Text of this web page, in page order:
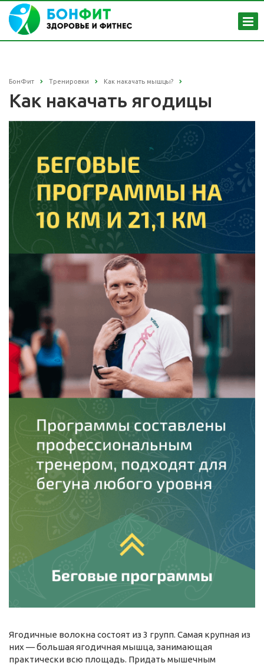
БонФит Тренировки Как накачать мышцы?
Как накачать ягодицы
Ягодичные волокна состоят из 3 групп. Самая крупная из
них — большая ягодичная мышца, занимающая
практически всю площадь. Придать мышечным